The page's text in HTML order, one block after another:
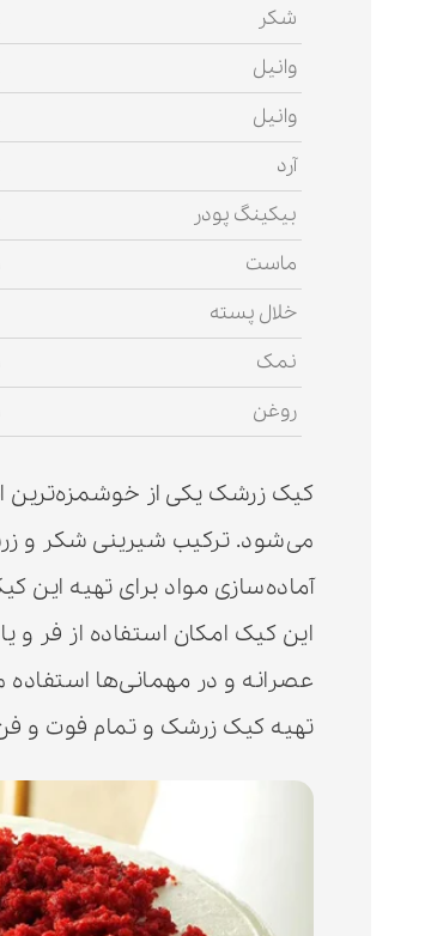
شکر
وانیل
وانیل
آرد
بیکینگ پودر
ماست
خلال پسته
نمک
روغن
کیک زرشک یکی از خوشمزه‌ترین
می‌شود. ترکیب شیرینی شکر و
این کیک امکان استفاده از فر و
عصرانه و در مهمانی‌ها
تهیه کیک زرشک و تمام فوت و